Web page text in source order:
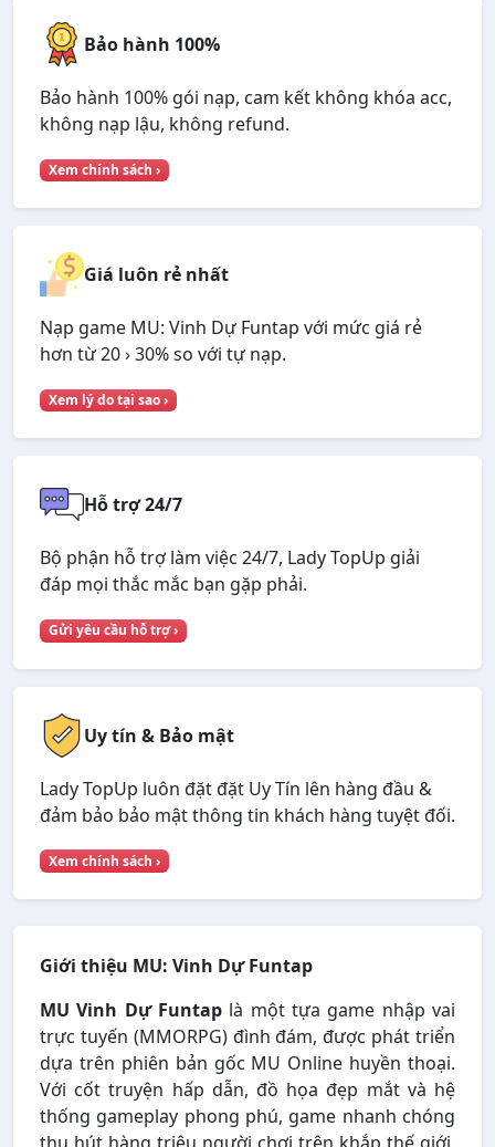
Bảo hành 100%
Bảo hành 100% gói nạp, cam kết không khóa acc,
không nạp lậu, không refund.
Xem chính sách ›
Giá luôn rẻ nhất
Nạp game MU: Vinh Dự Funtap với mức giá rẻ
hơn từ 20 › 30% so với tự nạp.
Xem lý do tại sao ›
Hỗ trợ 24/7
Bộ phận hỗ trợ làm việc 24/7, Lady TopUp giải
đáp mọi thắc mắc bạn gặp phải.
Gửi yêu cầu hỗ trợ ›
Uy tín & Bảo mật
Lady TopUp luôn đặt đặt Uy Tín lên hàng đầu &
đảm bảo bảo mật thông tin khách hàng tuyệt đối.
Xem chính sách ›
Giới thiệu MU: Vinh Dự Funtap
MU Vinh Dự Funtap là một tựa game nhập vai
trực tuyến (MMORPG) đình đám, được phát triển
dựa trên phiên bản gốc MU Online huyền thoại.
Với cốt truyện hấp dẫn, đồ họa đẹp mắt và hệ
thống gameplay phong phú, game nhanh chóng